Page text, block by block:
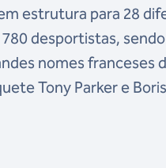
estrutura para 28
desportistas,
nomes franceses
Tony Parker e